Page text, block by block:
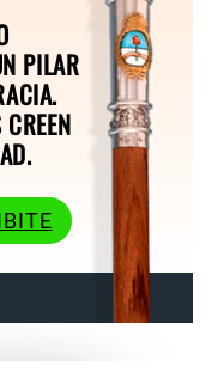
PILAR